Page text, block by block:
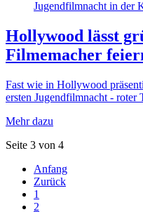
Hollywood lässt
Filmemacher
Fast wie in Hollywood
ersten Jugendfilmnacht - roter
Mehr dazu
Seite 3 von 4
Anfang
Zurück
1
2